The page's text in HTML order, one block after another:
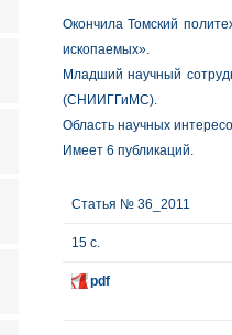
Окончила Томский
ископаемых».
Младший научный
(СНИИГГиМС).
Область научных
Имеет 6 публикаций.
Статья № 36_2011
15 с.
pdf